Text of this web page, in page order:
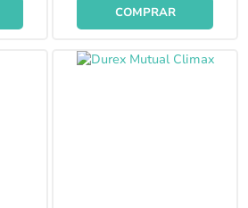
COMPRAR